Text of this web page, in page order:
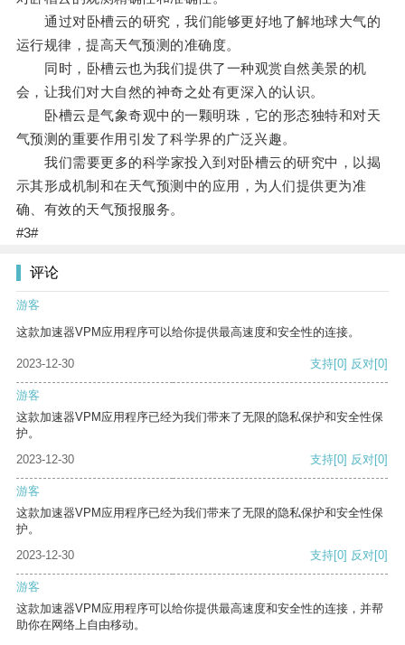
通过对卧槽云的研究，我们能够更好地了解地球大气的
运行规律，提高天气预测的准确度。
同时，卧槽云也为我们提供了一种观赏自然美景的机
会，让我们对大自然的神奇之处有更深入的认识。
卧槽云是气象奇观中的一颗明珠，它的形态独特和对天
气预测的重要作用引发了科学界的广泛兴趣。
我们需要更多的科学家投入到对卧槽云的研究中，以揭
示其形成机制和在天气预测中的应用，为人们提供更为准
确、有效的天气预报服务。
#3#
评论
游客
这款加速器VPM应用程序可以给你提供最高速度和安全性的连接。
2023-12-30 支持[0] 反对[0]
游客
这款加速器VPM应用程序已经为我们带来了无限的隐私保护和安全性保
护。
2023-12-30
支持[0] 反对[0]
游客
这款加速器VPM应用程序已经为我们带来了无限的隐私保护和安全性保
护。
2023-12-30
支持[0] 反对[0]
游客
这款加速器VPM应用程序可以给你提供最高速度和安全性的连接，并帮
助你在网络上自由移动。